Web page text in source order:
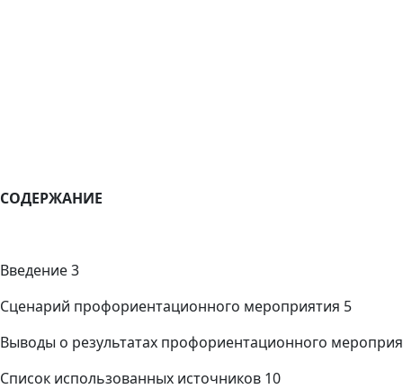
СОДЕРЖАНИЕ
Введение3
Сценарий профориентационного мероприятия 5
Выводы о результатах профориентационного
Список использованных источников 10